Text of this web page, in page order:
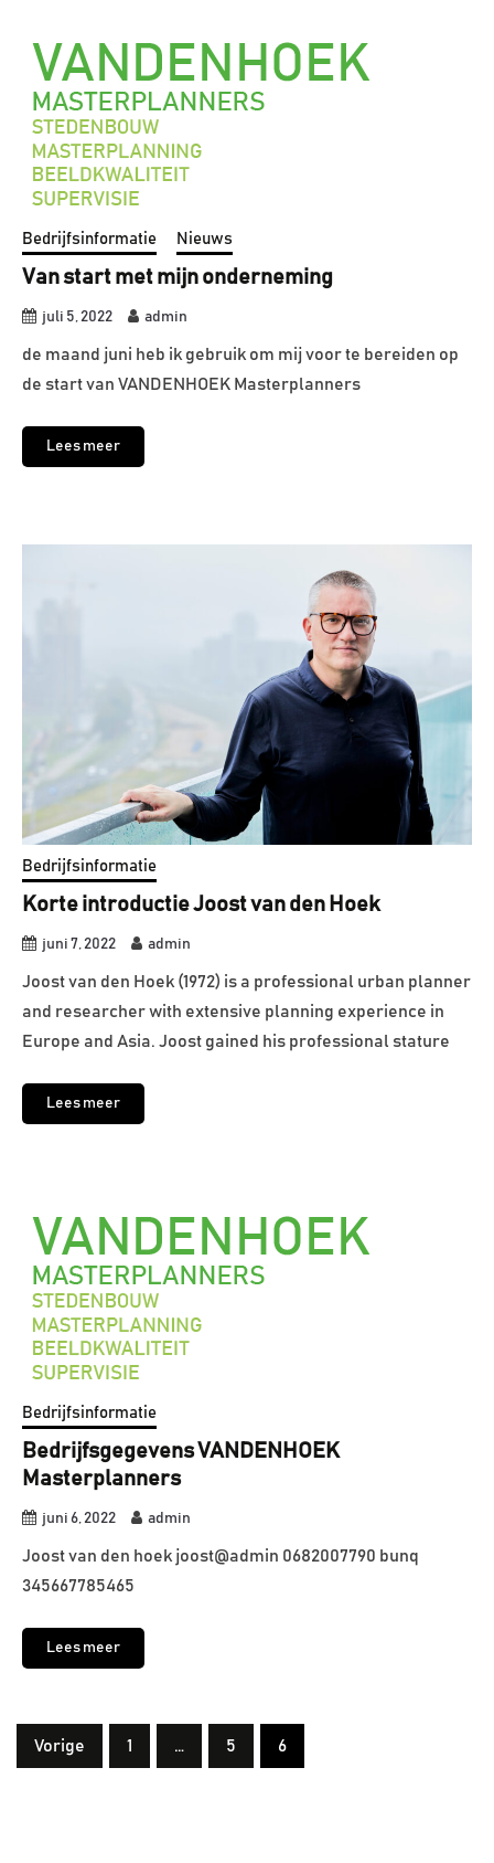
Bedrijfsinformatie Nieuws
Van start met mijn onderneming
juli 5, 2022 admin
de maand juni heb ik gebruik om mij voor te bereiden op
de start van VANDENHOEK Masterplanners
Lees meer
Bedrijfsinformatie
Korte introductie Joost van den Hoek
juni 7, 2022 admin
Joost van den Hoek (1972) is a professional urban planner
and researcher with extensive planning experience in
Europe and Asia. Joost gained his professional stature
Lees meer
Bedrijfsinformatie
Bedrijfsgegevens VANDENHOEK
Masterplanners
juni 6, 2022 admin
Joost van den hoek joost@admin 0682007790 bunq
345667785465
Lees meer
Berichten
Vorige 1 … 5 6